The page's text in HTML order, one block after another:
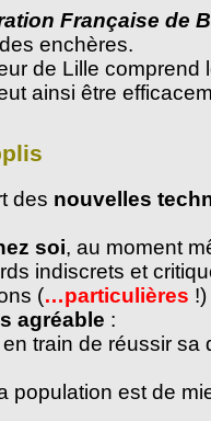
Française de
enchères.
de Lille comprend
ainsi être
des nouvelles
soi, au moment
indiscrets et
(…particulières
agréable :
train de réussir sa
population est de